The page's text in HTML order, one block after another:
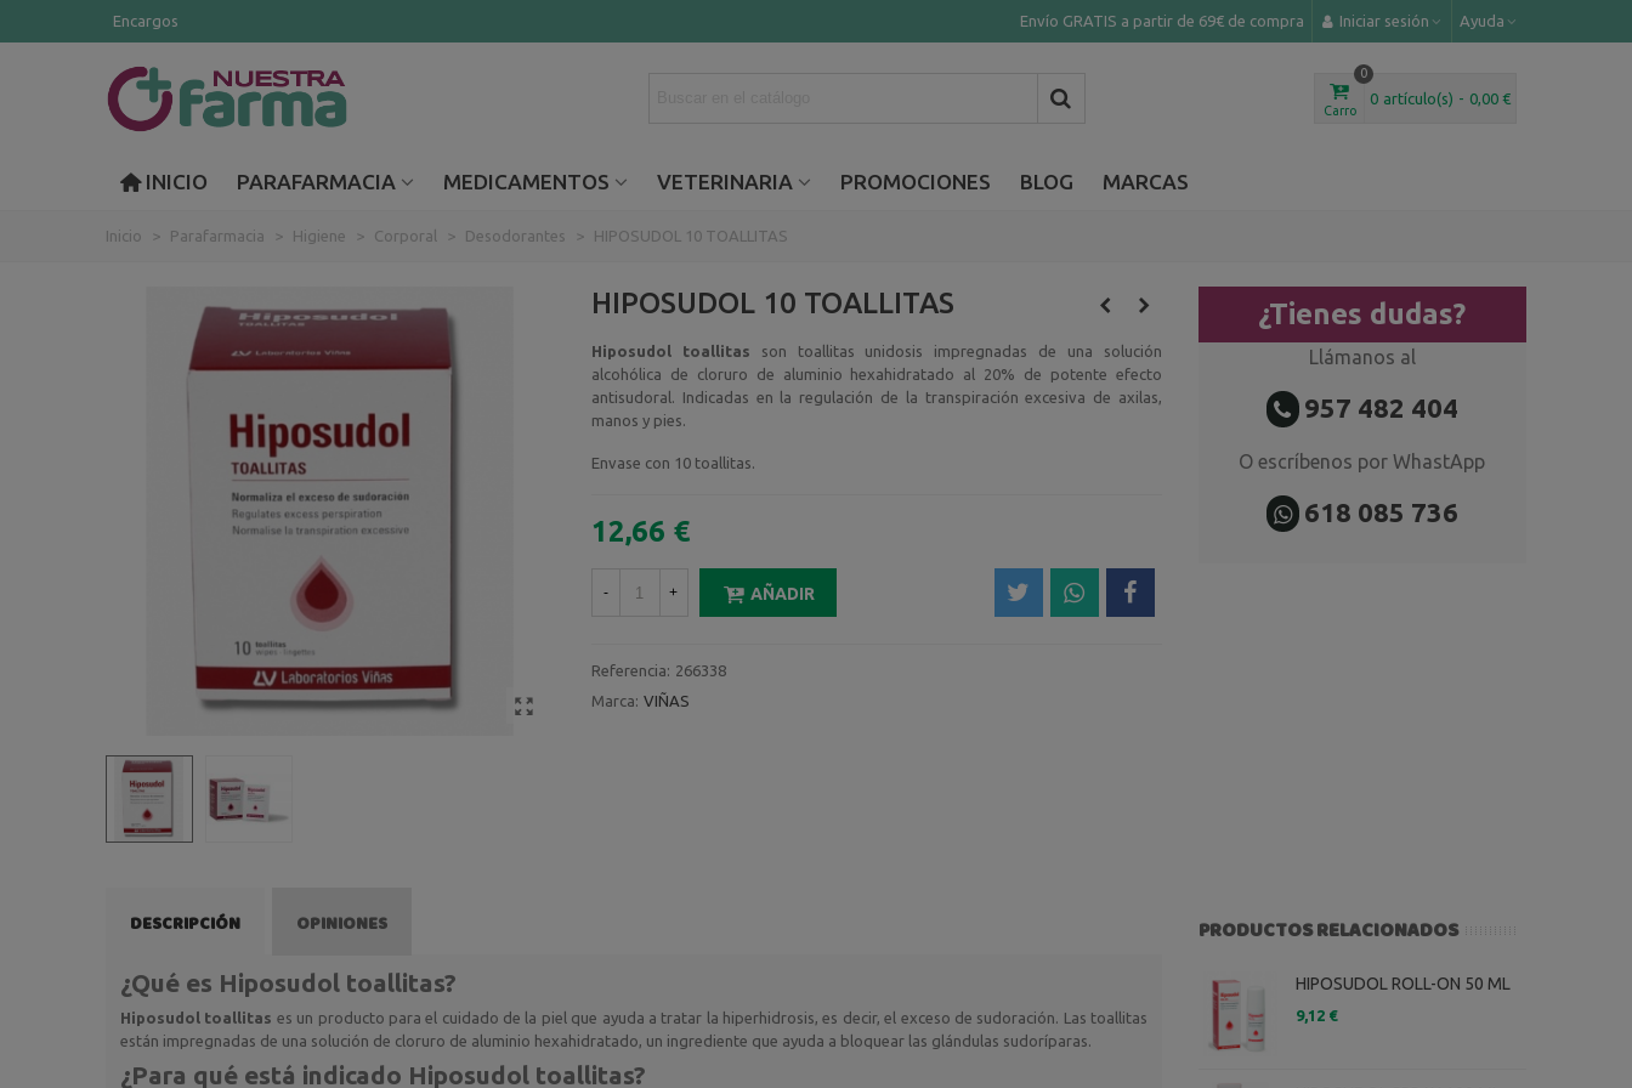
Encargos Envío GRATIS a partir de 69€ de compra Iniciar sesión Ayuda
Carro
0
0 artículo(s) - 0,00 €
INICIO PARAFARMACIA MEDICAMENTOS VETERINARIA PROMOCIONES BLOG MARCAS
Inicio > Parafarmacia > Higiene > Corporal > Desodorantes > HIPOSUDOL 10 TOALLITAS
HIPOSUDOL 10 TOALLITAS
Hiposudol toallitas son toallitas unidosis impregnadas de una solución
alcohólica de cloruro de aluminio hexahidratado al 20% de potente efecto
antisudoral. Indicadas en la regulación de la transpiración excesiva de axilas,
manos y pies.
Envase con 10 toallitas.
12,66 €
- + AÑADIR
Referencia: 266338
Marca: VIÑAS
¿Tienes dudas?
Llámanos al
957 482 404
O escríbenos por WhastApp
618 085 736
DESCRIPCIÓN OPINIONES
¿Qué es Hiposudol toallitas?
Hiposudol toallitas es un producto para el cuidado de la piel que ayuda a tratar la hiperhidrosis, es decir, el exceso de sudoración. Las toallitas
están impregnadas de una solución de cloruro de aluminio hexahidratado, un ingrediente que ayuda a bloquear las glándulas sudoríparas.
¿Para qué está indicado Hiposudol toallitas?
PRODUCTOS RELACIONADOS
HIPOSUDOL ROLL-ON 50 ML
9,12 €